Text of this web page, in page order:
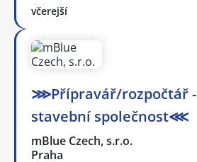
včerejší
⋙Přípravář/rozpočtář -
stavební společnost⋘
mBlue Czech, s.r.o.
Praha